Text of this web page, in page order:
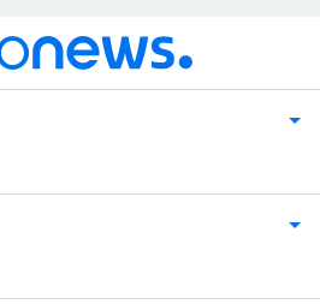
Sport